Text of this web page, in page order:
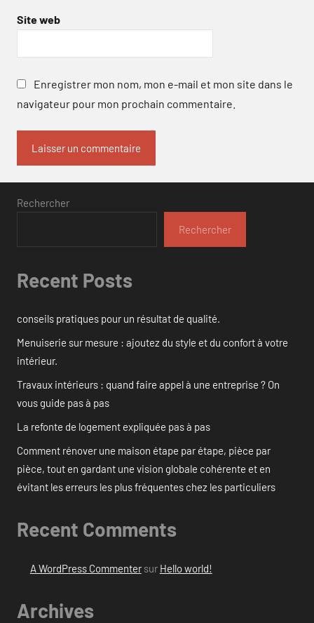
Site web
Enregistrer mon nom, mon e-mail et mon site dans le
navigateur pour mon prochain commentaire.
Rechercher
Rechercher
Recent Posts
conseils pratiques pour un résultat de qualité.
Menuiserie sur mesure : ajoutez du style et du confort à votre
intérieur.
Travaux intérieurs : quand faire appel à une entreprise ? On
vous guide pas à pas
La refonte de logement expliquée pas à pas
Comment rénover une maison étape par étape, pièce par
pièce, tout en gardant une vision globale cohérente et en
évitant les erreurs les plus fréquentes chez les particuliers
Recent Comments
A WordPress Commentersur Hello world!
Archives